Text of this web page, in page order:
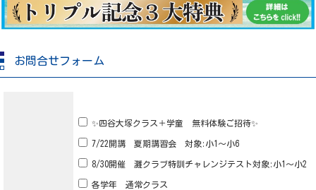
お問合せフォーム
✨四谷大塚クラス＋学童 無料体験ご招待✨
7/22開講 夏期講習会 対象:小1～小6
8/30開催 灘クラブ特訓チャレンジテスト対象:小1～小2
各学年 通常クラス